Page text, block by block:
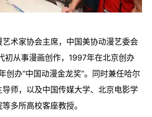
术家协会主席，中国美协动漫艺委会
初从事漫画创作，1997年在北京创办
创办“中国动漫金龙奖”。同时兼任哈尔
师，以及中国传媒大学、北京电影学
多所高校客座教授。